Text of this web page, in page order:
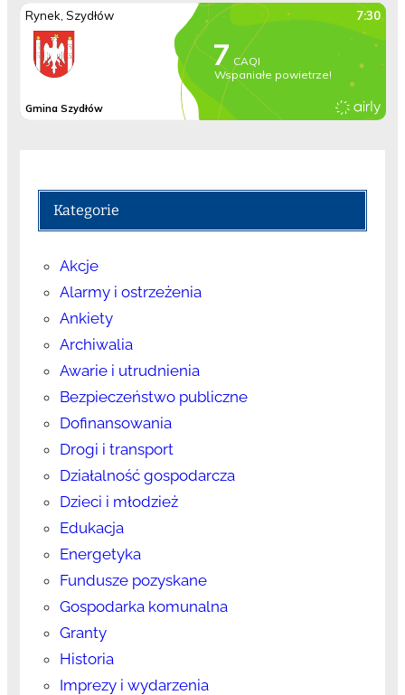
Kategorie
Akcje
Alarmy i ostrzeżenia
Ankiety
Archiwalia
Awarie i utrudnienia
Bezpieczeństwo publiczne
Dofinansowania
Drogi i transport
Działalność gospodarcza
Dzieci i młodzież
Edukacja
Energetyka
Fundusze pozyskane
Gospodarka komunalna
Granty
Historia
Imprezy i wydarzenia